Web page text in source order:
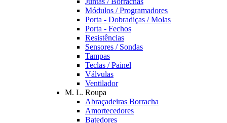
Módulos / Programadores
Porta - Dobradiças / Molas
Porta - Fechos
Resistências
Sensores / Sondas
Tampas
Teclas / Painel
Válvulas
Ventilador
M. L. Roupa
Abraçadeiras Borracha
Amortecedores
Batedores